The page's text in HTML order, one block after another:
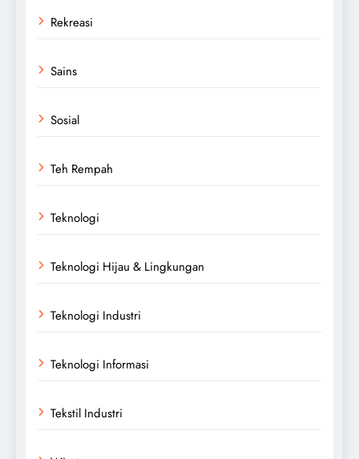
Rekreasi
Sains
Sosial
Teh Rempah
Teknologi
Teknologi Hijau & Lingkungan
Teknologi Industri
Teknologi Informasi
Tekstil Industri